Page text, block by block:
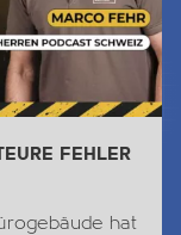
FEHLER
hat